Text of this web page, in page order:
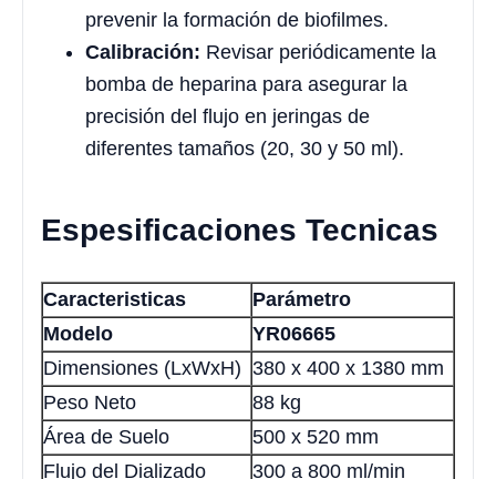
prevenir la formación de biofilmes.
Calibración: Revisar periódicamente la
bomba de heparina para asegurar la
precisión del flujo en jeringas de
diferentes tamaños (20, 30 y 50 ml).
Espesificaciones Tecnicas
Caracteristicas
Parámetro
Modelo
YR06665
Dimensiones (LxWxH) 380 x 400 x 1380 mm
Peso Neto
88 kg
Área de Suelo
500 x 520 mm
Flujo del Dializado
300 a 800 ml/min